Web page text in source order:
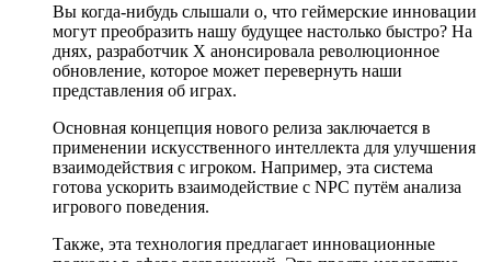
Вы когда-нибудь слышали о, что геймерские инновации
могут преобразить нашу будущее настолько быстро? На
днях, разработчик X анонсировала революционное
обновление, которое может перевернуть наши
представления об играх.
Основная концепция нового релиза заключается в
применении искусственного интеллекта для улучшения
взаимодействия с игроком. Например, эта система
готова ускорить взаимодействие с NPC путём анализа
игрового поведения.
Также, эта технология предлагает инновационные